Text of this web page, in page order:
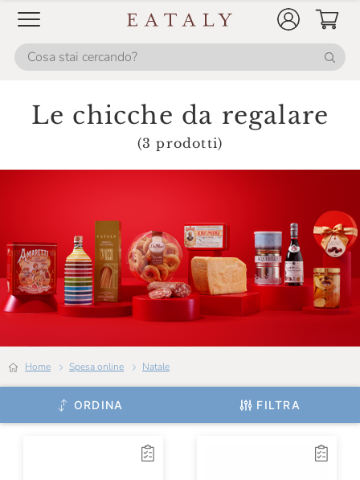
Le chicche da regalare
(3 prodotti)
Home Spesa online Natale
ORDINA FILTRA